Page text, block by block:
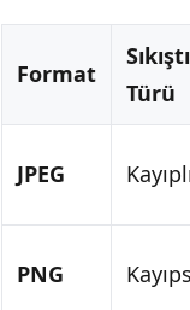
Format
Türü
JPEG
PNG